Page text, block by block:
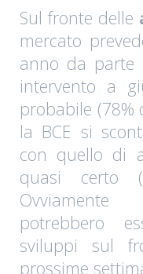
Sul fronte delle
mercato
anno da parte
intervento a
probabile
la BCE si
con quello di
quasi certo
potrebbero
sviluppi sul
prossime